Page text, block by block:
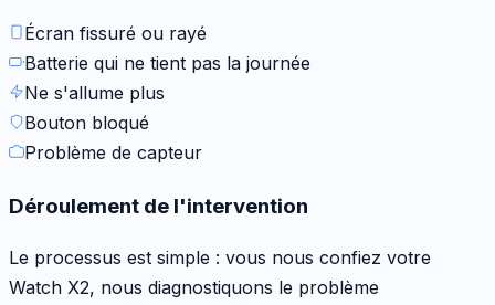
Écran fissuré ou rayé
Batterie qui ne tient pas la journée
Ne s'allume plus
Bouton bloqué
Problème de capteur
Déroulement de l'intervention
Le processus est simple : vous nous confiez votre
Watch X2, nous diagnostiquons le problème